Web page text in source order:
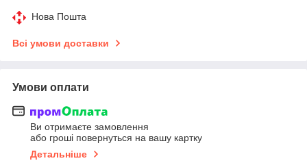
Нова Пошта
Всі умови доставки
Умови оплати
Ви отримаєте замовлення
або гроші повернуться на вашу картку
Детальніше